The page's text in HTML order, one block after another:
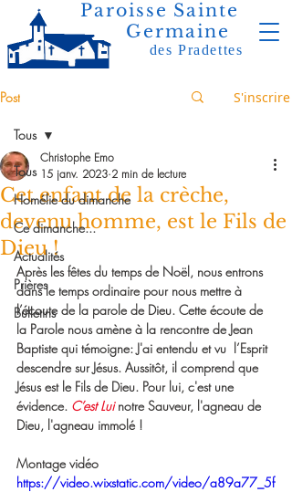
Paroisse Sainte
Germaine
des Pradettes
Post S'inscrire
Tous
Homélie du dimanche
Ce dimanche...
Actualités
Prières
Bulletins
Tous
Cet enfant de la crèche,
devenu homme, est le Fils de
Dieu !
Christophe Emo
15 janv. 2023 2 min de lecture
Après les fêtes du temps de Noël, nous entrons
dans le temps ordinaire pour nous mettre à
l’écoute de la parole de Dieu. Cette écoute de
la Parole nous amène à la rencontre de Jean
Baptiste qui témoigne: J'ai entendu et vu  l’Esprit
descendre sur Jésus. Aussitôt, il comprend que
Jésus est le Fils de Dieu. Pour lui, c'est une
évidence. C’est Lui notre Sauveur, l'agneau de
Dieu, l'agneau immolé !
Montage vidéo
https://video.wixstatic.com/video/a89a77_5f